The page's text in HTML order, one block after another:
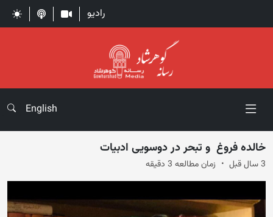
رادیو
English
خالده فروغ و تبحر در دوسویی ادبیات
3 سال قبل زمان مطالعه 3 دقیقه